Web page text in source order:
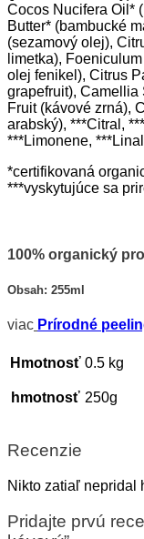
Cocos Nucifera Oil*
Butter* (bambucké
(sezamový olej),
limetka),
olej fenikel), Citrus
grapefruit), Camellia
Fruit (kávové zrná),
arabský), ***Citral,
***Limonene,
*certifikovaná
***vyskytujúce sa
100% organický
Obsah: 255ml
viac Prírodné
Hmotnosť 0.5 kg
hmotnosť 250g
Recenzie
Nikto zatiaľ nepridal
Pridajte prvú